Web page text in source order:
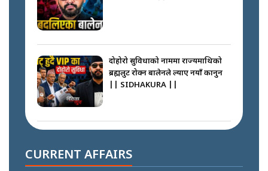
दोहोरो सुविधाको नाममा राज्यमाथिको
ब्रह्मलुट रोक्न बालेनले ल्याए नयाँ कानुन
|| SIDHAKURA ||
आरोहीहरू | Record-breaking
climbers who set foot with
CURRENT AFFAIRS